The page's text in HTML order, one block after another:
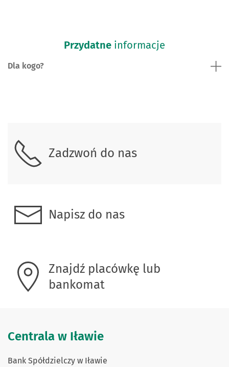
Przydatne informacje
Dla kogo?
Zadzwoń do nas
Napisz do nas
Znajdź placówkę lub
bankomat
Centrala w Iławie
Bank Spółdzielczy w Iławie